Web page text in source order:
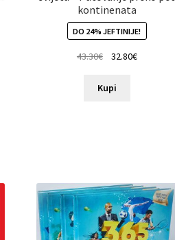
kontinenata
DO 24% JEFTINIJE!
43.30€ 32.80€
Kupi